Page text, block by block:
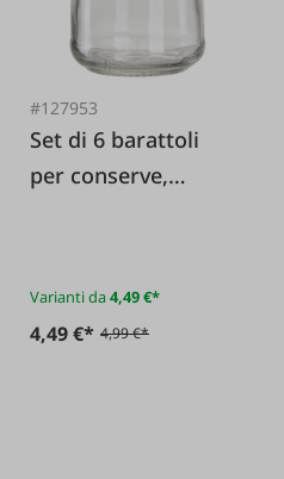
#127953
Set di 6 barattoli
per conserve,
Varianti da4,49 €*
4,49 €* 4,99 €*